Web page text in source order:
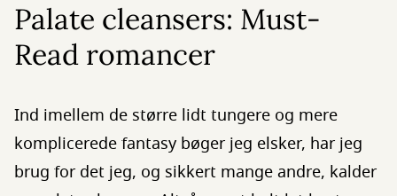
Palate cleansers: Must-
Read romancer
Ind imellem de større lidt tungere og mere
komplicerede fantasy bøger jeg elsker, har jeg
brug for det jeg, og sikkert mange andre, kalder